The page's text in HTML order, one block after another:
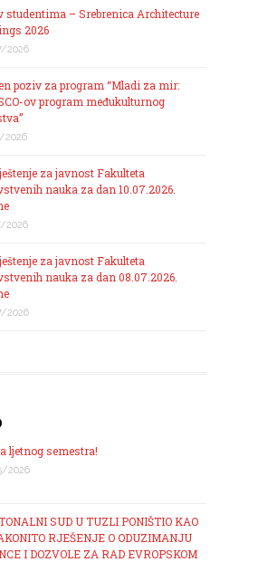
studentima – Srebrenica Architecture
2026
2026
poziv za program “Mladi za mir:
ov program međukulturnog
2026
za javnost Fakulteta
nauka za dan 10.07.2026.
2026
za javnost Fakulteta
nauka za dan 08.07.2026.
2026
ljetnog semestra!
2026
SUD U TUZLI PONIŠTIO KAO
RJEŠENJE O ODUZIMANJU
I DOZVOLE ZA RAD EVROPSKOM